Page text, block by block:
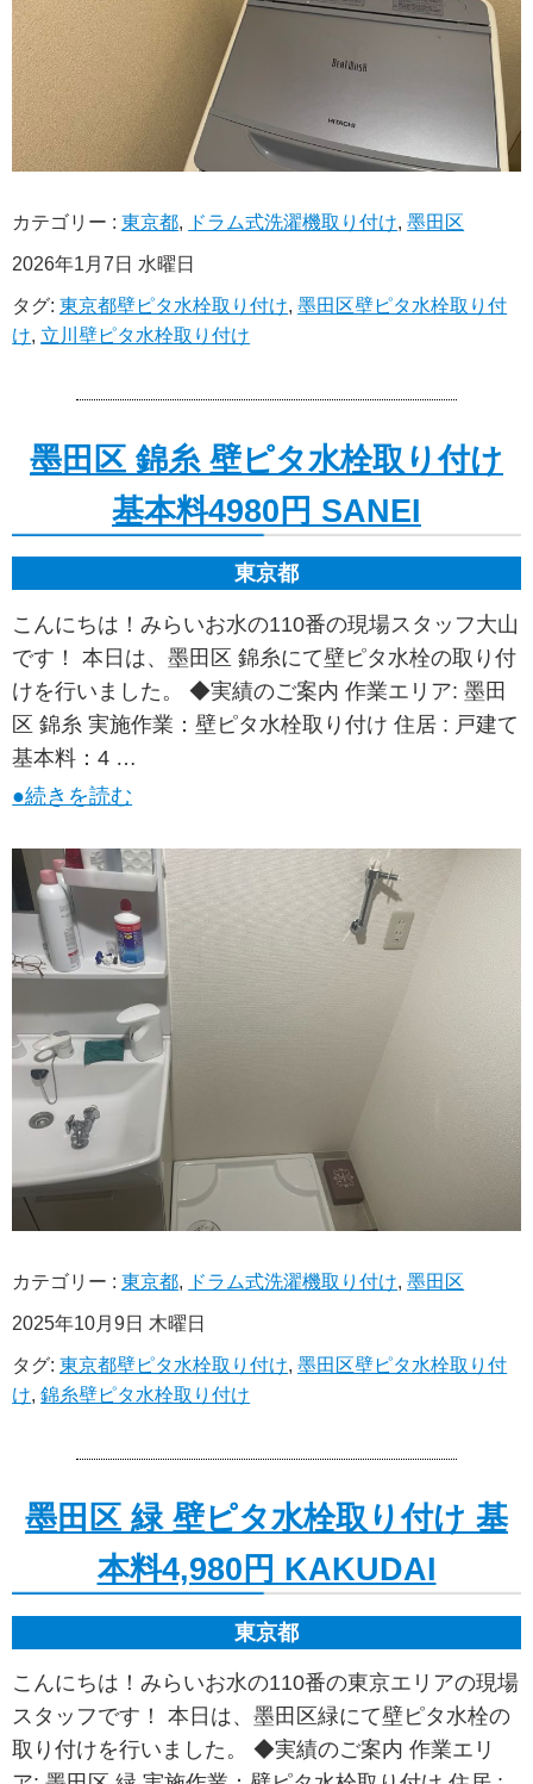
カテゴリー :東京都, ドラム式洗濯機取り付け,墨田区
2026年1月7日 水曜日
タグ:東京都壁ピタ水栓取り付け,墨田区壁ピタ水栓取り付
け, 立川壁ピタ水栓取り付け
墨田区 錦糸 壁ピタ水栓取り付け
基本料4980円 SANEI
東京都
こんにちは！みらいお水の110番の現場スタッフ大山
です！ 本日は、墨田区 錦糸にて壁ピタ水栓の取り付
けを行いました。 ◆実績のご案内 作業エリア: 墨田
区 錦糸 実施作業：壁ピタ水栓取り付け 住居 : 戸建て
基本料：4 …
●続きを読む
カテゴリー :東京都, ドラム式洗濯機取り付け,墨田区
2025年10月9日 木曜日
タグ:東京都壁ピタ水栓取り付け,墨田区壁ピタ水栓取り付
け,錦糸壁ピタ水栓取り付け
墨田区 緑 壁ピタ水栓取り付け 基
本料4,980円 KAKUDAI
東京都
こんにちは！みらいお水の110番の東京エリアの現場
スタッフです！ 本日は、墨田区緑にて壁ピタ水栓の
取り付けを行いました。 ◆実績のご案内 作業エリ